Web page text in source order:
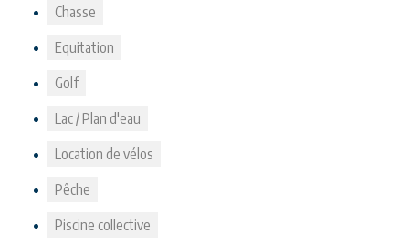
Chasse
Equitation
Golf
Lac / Plan d'eau
Location de vélos
Pêche
Piscine collective